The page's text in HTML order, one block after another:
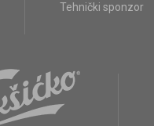
Tehnički sponzor